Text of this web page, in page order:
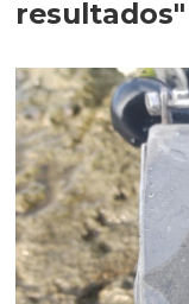
resultados"